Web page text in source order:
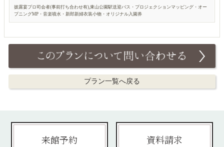
披露宴プロ司会者(事前打ち合わせ有),東山公園駅送迎バス・プロジェクションマッピング・オー
プニングMP・音楽噴水・新郎新婦衣装小物・オリジナル入園券
プラン一覧へ戻る
来館予約 資料請求